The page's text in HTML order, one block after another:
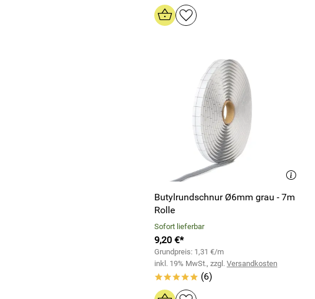
Butylrundschnur Ø6mm grau - 7m
Rolle
Sofort lieferbar
9,20 €*
Grundpreis: 1,31 €/m
inkl. 19% MwSt., zzgl. Versandkosten
***** (6)